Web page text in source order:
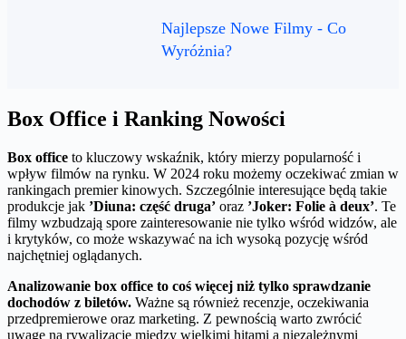
Najlepsze Nowe Filmy - Co
Wyróżnia?
Box Office i Ranking Nowości
Box office to kluczowy wskaźnik, który mierzy popularność i
wpływ filmów na rynku. W 2024 roku możemy oczekiwać zmian w
rankingach premier kinowych. Szczególnie interesujące będą takie
produkcje jak ’Diuna: część druga’ oraz ’Joker: Folie à deux’. Te
filmy wzbudzają spore zainteresowanie nie tylko wśród widzów, ale
i krytyków, co może wskazywać na ich wysoką pozycję wśród
najchętniej oglądanych.
Analizowanie box office to coś więcej niż tylko sprawdzanie
dochodów z biletów. Ważne są również recenzje, oczekiwania
przedpremierowe oraz marketing. Z pewnością warto zwrócić
uwagę na rywalizację między wielkimi hitami a niezależnymi